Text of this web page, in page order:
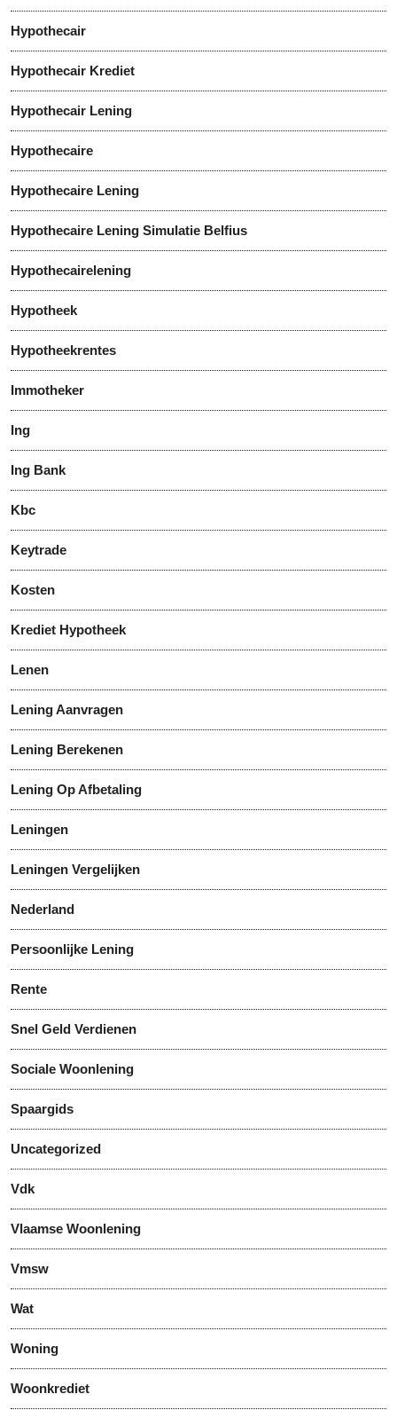
Hypothecair
Hypothecair Krediet
Hypothecair Lening
Hypothecaire
Hypothecaire Lening
Hypothecaire Lening Simulatie Belfius
Hypothecairelening
Hypotheek
Hypotheekrentes
Immotheker
Ing
Ing Bank
Kbc
Keytrade
Kosten
Krediet Hypotheek
Lenen
Lening Aanvragen
Lening Berekenen
Lening Op Afbetaling
Leningen
Leningen Vergelijken
Nederland
Persoonlijke Lening
Rente
Snel Geld Verdienen
Sociale Woonlening
Spaargids
Uncategorized
Vdk
Vlaamse Woonlening
Vmsw
Wat
Woning
Woonkrediet